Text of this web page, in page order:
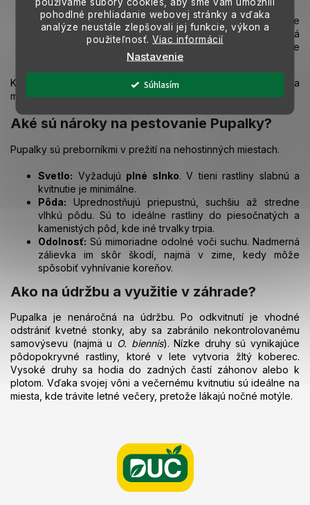
pohodlné prehliadanie webovej stránky a vďaka
analýze neustále zlepšovali jej funkcie, výkon a
použiteľnosť.Viac informácií
Nastavenie
Súhlasím
y
v
ý
p
i
s
u
ideálna do skaliek a na okraje múrikov.
Pupalka dvojročná (Oenothera biennis):Známa pre
svoje liečivé účinky (pupalkový olej). Je to vysoká
rastlina, ktorej kvety sa otvárajú večer a nádherne
Kvety majú zvyčajne štyri okvetné lístky a po odkvitnutí sa
menia na zaujímavé tobolky so semenami.
Aké sú nároky na pestovanie Pupalky?
Pupalky sú preborníkmi v prežití na nehostinných miestach.
Svetlo: Vyžadujú plné slnko. V tieni rastliny slabnú a
kvitnutie je minimálne.
Pôda: Uprednostňujú priepustnú, suchšiu až stredne
vlhkú pôdu. Sú to ideálne rastliny do piesočnatých a
kamenistých pôd, kde iné trvalky trpia.
Odolnosť: Sú mimoriadne odolné voči suchu. Nadmerná
zálievka im skôr škodí, najmä v zime, kedy môže
spôsobiť vyhnívanie koreňov.
Ako na údržbu a využitie v záhrade?
Pupalka je nenáročná na údržbu. Po odkvitnutí je vhodné
odstrániť kvetné stonky, aby sa zabránilo nekontrolovanému
samovýsevu (najmä u O. biennis). Nízke druhy sú vynikajúce
pôdopokryvné rastliny, ktoré v lete vytvoria žltý koberec.
Vysoké druhy sa hodia do zadných častí záhonov alebo k
plotom. Vďaka svojej vôni a večernému kvitnutiu sú ideálne na
miesta, kde trávite letné večery, pretože lákajú nočné motýle.